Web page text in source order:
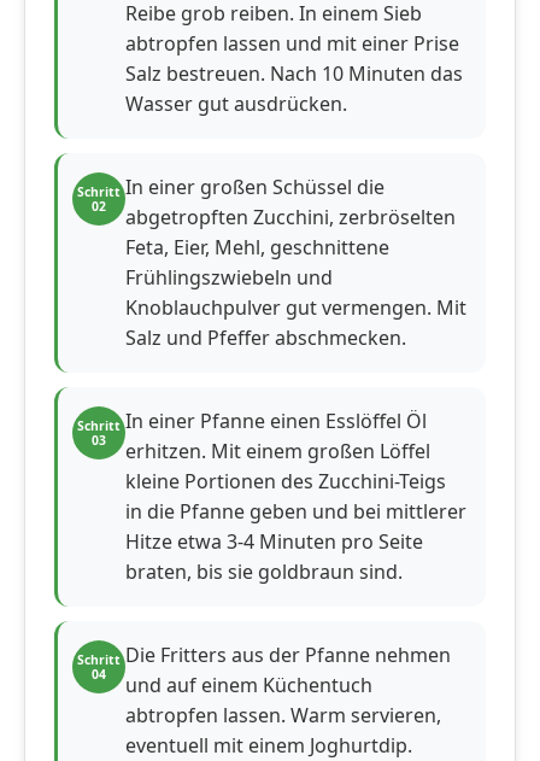
Reibe grob reiben. In einem Sieb
abtropfen lassen und mit einer Prise
Salz bestreuen. Nach 10 Minuten das
Wasser gut ausdrücken.
Schritt
02
In einer großen Schüssel die
abgetropften Zucchini, zerbröselten
Feta, Eier, Mehl, geschnittene
Frühlingszwiebeln und
Knoblauchpulver gut vermengen. Mit
Salz und Pfeffer abschmecken.
Schritt
03
In einer Pfanne einen Esslöffel Öl
erhitzen. Mit einem großen Löffel
kleine Portionen des Zucchini-Teigs
in die Pfanne geben und bei mittlerer
Hitze etwa 3-4 Minuten pro Seite
braten, bis sie goldbraun sind.
Schritt
04
Die Fritters aus der Pfanne nehmen
und auf einem Küchentuch
abtropfen lassen. Warm servieren,
eventuell mit einem Joghurtdip.